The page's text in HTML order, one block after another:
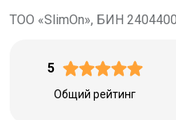
ТОО «SlimOn», БИН
5
Общий рейтинг